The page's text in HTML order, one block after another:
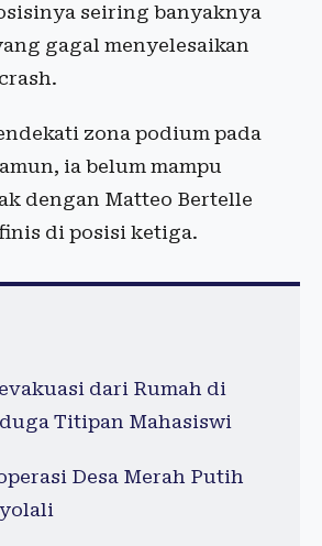
seiring banyaknya
gagal menyelesaikan
zona podium pada
ia belum mampu
dengan Matteo Bertelle
di posisi ketiga.
dari Rumah di
Titipan Mahasiswi
Desa Merah Putih